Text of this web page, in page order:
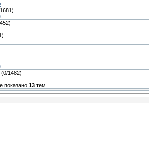
1681)
)
)
(0/1482)
показано 13 тем.